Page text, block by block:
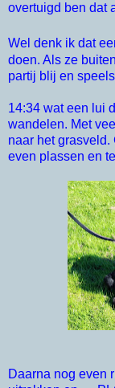
overtuigd ben dat
Wel denk ik dat
doen. Als ze
partij blij en
14:34 wat een lui
wandelen. Met
naar het grasveld.
even plassen en
Daarna nog even